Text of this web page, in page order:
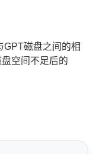
GPT磁盘之间的相
空间不足后的